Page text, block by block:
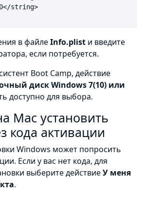
string>
в файлеInfo.plist и введите
если потребуется.
Boot Camp, действие
диск Windows 7(10) или
доступно для выбора.
Mac установить
кода активации
Windows может попросить
Если у вас нет кода, для
выберите действиеУ меня
.